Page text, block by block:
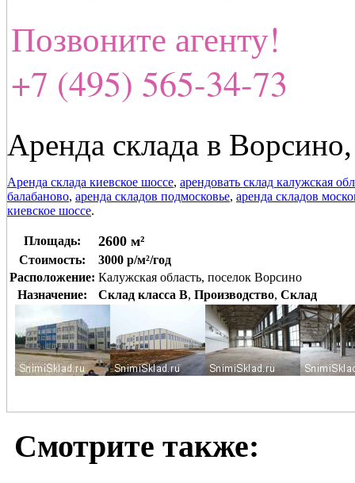
Позвоните агенту!
+7 (495) 565-34-73
Аренда склада в
Аренда склада киевское шоссе, арендовать склад калужская
балабаново, аренда складов подмосковье, аренда складов
киевское шоссе.
Площадь: 2600 м²
Стоимость:
3000 р/м²/год
Расположение: Калужская область, поселок Ворсино
Назначение:
Склад класса B, Производство, Склад
Смотрите также: